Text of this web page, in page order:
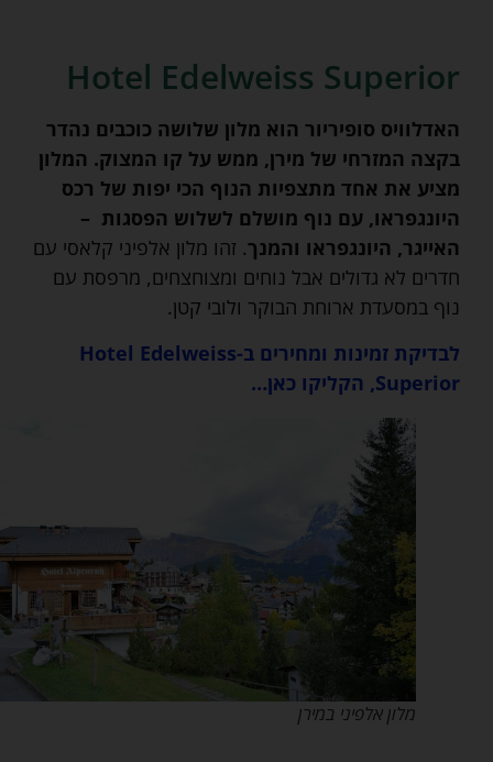
Hotel Edelweiss Superior
האדלוויס סופיריור הוא מלון שלושה כוכבים נהדר
בקצה המזרחי של מירן, ממש על קו המצוק. המלון
מציע את אחד מתצפיות הנוף הכי יפות של רכס
היונגפראו, עם נוף מושלם לשלוש הפסגות –
האייגר, היונגפראו והמנך. זהו מלון אלפיני קלאסי עם
חדרים לא גדולים אבל נוחים ומצוחצחים, מרפסת עם
נוף במסעדת ארוחת הבוקר ולובי קטן.
לבדיקת זמינות ומחירים ב-Hotel Edelweiss
Superior, הקליקו כאן…
מלון אלפיני במירן